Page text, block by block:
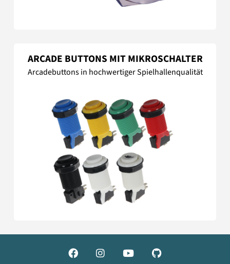
ARCADE BUTTONS MIT MIKROSCHALTER
Arcadebuttons in hochwertiger Spielhallenqualität
   